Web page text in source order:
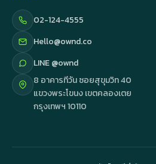
02-124-4555
Hello@ownd.co
LINE @ownd
8 อาคารทีวัน ซอยสุขุมวิท 40
แขวงพระโขนง เขตคลองเตย
กรุงเทพฯ 10110